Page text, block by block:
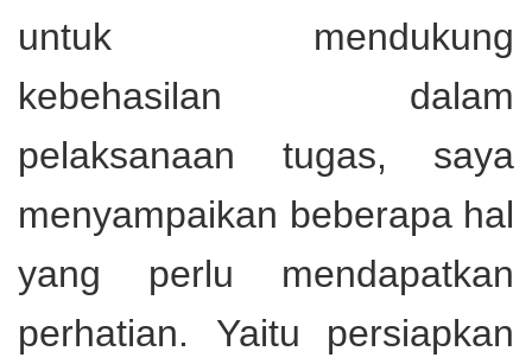
untuk mendukung
kebehasilan dalam
pelaksanaan tugas, saya
menyampaikan beberapa hal
yang perlu mendapatkan
perhatian. Yaitu persiapkan